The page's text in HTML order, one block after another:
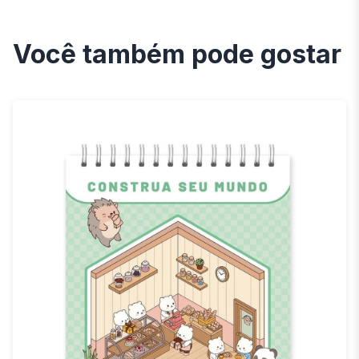
Você também pode gostar